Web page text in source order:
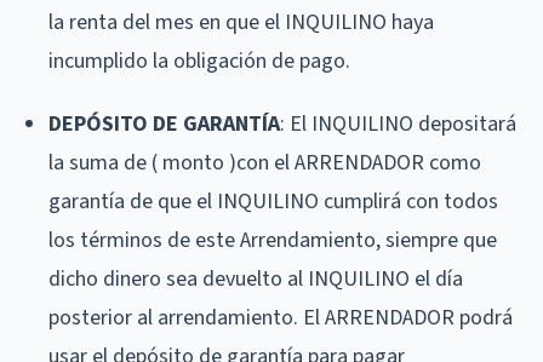
la renta del mes en que el INQUILINO haya
incumplido la obligación de pago.
DEPÓSITO DE GARANTÍA: El INQUILINO depositará
la suma de ( monto )con el ARRENDADOR como
garantía de que el INQUILINO cumplirá con todos
los términos de este Arrendamiento, siempre que
dicho dinero sea devuelto al INQUILINO el día
posterior al arrendamiento. El ARRENDADOR podrá